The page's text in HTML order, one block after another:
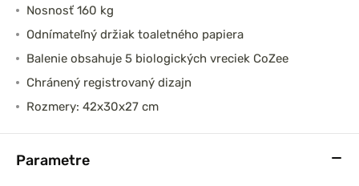
Nosnosť 160 kg
Odnímateľný držiak toaletného papiera
Balenie obsahuje 5 biologických vreciek CoZee
Chránený registrovaný dizajn
Rozmery: 42x30x27 cm
Parametre